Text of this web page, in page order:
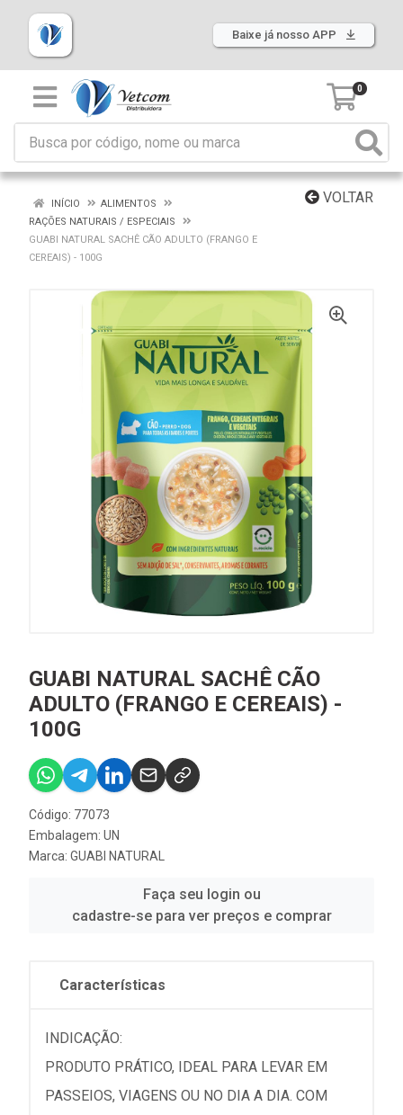
Baixe já nosso APP
0
VOLTAR
INÍCIO
ALIMENTOS
RAÇÕES NATURAIS / ESPECIAIS
GUABI NATURAL SACHÊ CÃO ADULTO (FRANGO E
CEREAIS) - 100G
GUABI NATURAL SACHÊ CÃO
ADULTO (FRANGO E CEREAIS) -
100G
Código: 77073
Embalagem: UN
Marca: GUABI NATURAL
Faça seu login ou
cadastre-se para ver preços e comprar
Características
INDICAÇÃO:
PRODUTO PRÁTICO, IDEAL PARA LEVAR EM
PASSEIOS, VIAGENS OU NO DIA A DIA. COM